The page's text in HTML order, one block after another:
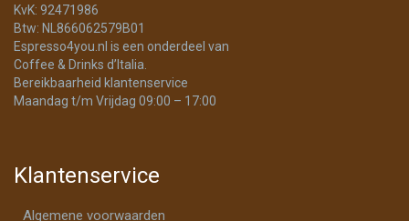
KvK: 92471986
Btw: NL866062579B01
Espresso4you.nl is een onderdeel van
Coffee & Drinks d’Italia.
Bereikbaarheid klantenservice
Maandag t/m Vrijdag 09:00 – 17:00
Klantenservice
Algemene voorwaarden